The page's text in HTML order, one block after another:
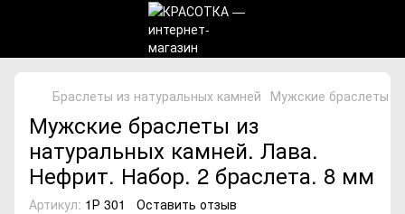
Браслеты из натуральных камней Мужские браслеты
Мужские браслеты из
натуральных камней. Лава.
Нефрит. Набор. 2 браслета. 8 мм
Артикул: 1Р 301 Оставить отзыв